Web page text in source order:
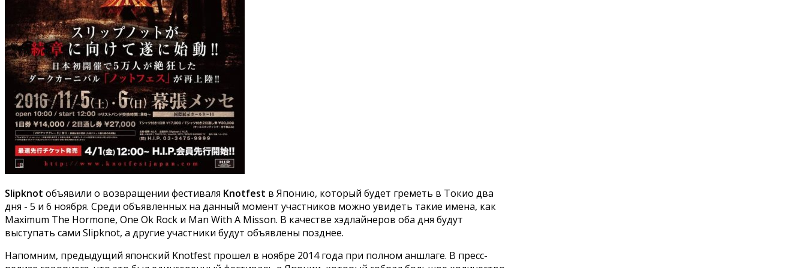
Slipknot объявили о возвращении фестиваля Knotfest в Японию, который будет греметь в Токио два
дня - 5 и 6 ноября. Среди объявленных на данный момент участников можно увидеть такие имена, как
Maximum The Hormone, One Ok Rock и Man With A Misson. В качестве хэдлайнеров оба дня будут
выступать сами Slipknot, а другие участники будут объявлены позднее.
Напомним, предыдущий японский Knotfest прошел в ноябре 2014 года при полном аншлаге. В пресс-